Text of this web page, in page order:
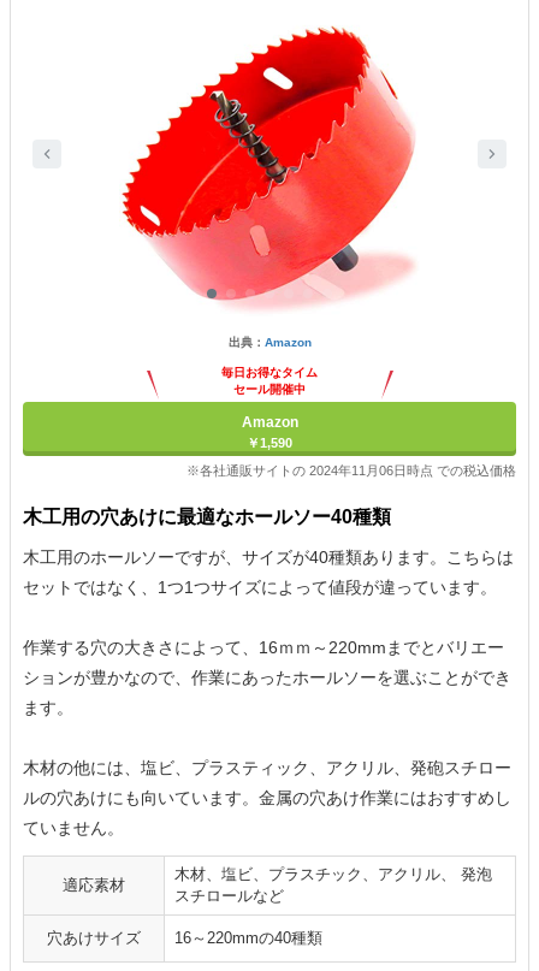
出典： Amazon
毎日お得なタイム
セール開催中
Amazon
￥1,590
※各社通販サイトの 2024年11月06日時点 での税込価格
木工用の穴あけに最適なホールソー40種類
木工用のホールソーですが、サイズが40種類あります。こちらは
セットではなく、1つ1つサイズによって値段が違っています。
作業する穴の大きさによって、16ｍｍ～220mmまでとバリエー
ションが豊かなので、作業にあったホールソーを選ぶことができ
ます。
木材の他には、塩ビ、プラスティック、アクリル、発砲スチロー
ルの穴あけにも向いています。金属の穴あけ作業にはおすすめし
ていません。
適応素材
木材、塩ビ、プラスチック、アクリル、 発泡
スチロールなど
穴あけサイズ 16～220mmの40種類